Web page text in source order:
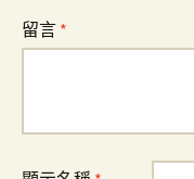
留言 *